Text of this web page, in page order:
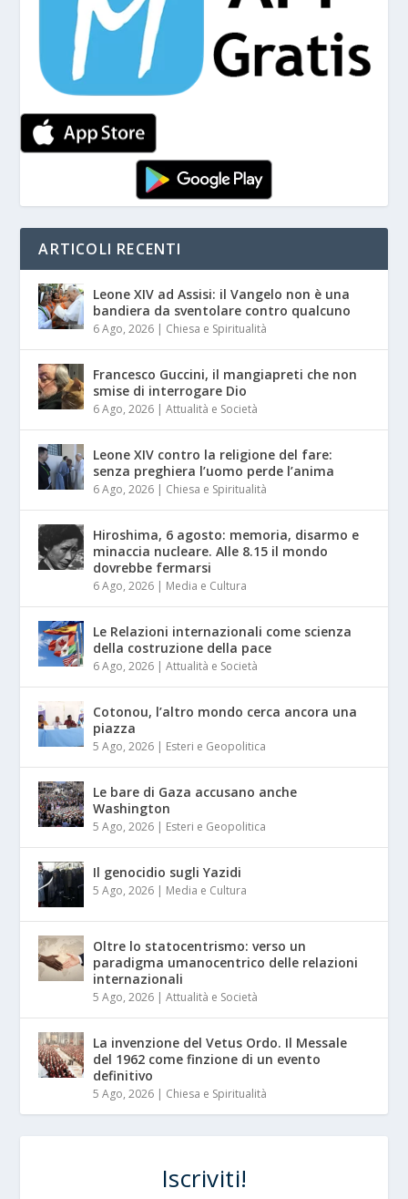
ARTICOLI RECENTI
Leone XIV ad Assisi: il Vangelo non è una
bandiera da sventolare contro qualcuno
6 Ago, 2026 | Chiesa e Spiritualità
Francesco Guccini, il mangiapreti che non
smise di interrogare Dio
6 Ago, 2026 |Attualità e Società
Leone XIV contro la religione del fare:
senza preghiera l’uomo perde l’anima
6 Ago, 2026 | Chiesa e Spiritualità
Hiroshima, 6 agosto: memoria, disarmo e
minaccia nucleare. Alle 8.15 il mondo
dovrebbe fermarsi
6 Ago, 2026 | Media e Cultura
Le Relazioni internazionali come scienza
della costruzione della pace
6 Ago, 2026 |Attualità e Società
Cotonou, l’altro mondo cerca ancora una
piazza
5 Ago, 2026 | Esteri e Geopolitica
Le bare di Gaza accusano anche
Washington
5 Ago, 2026 | Esteri e Geopolitica
Il genocidio sugli Yazidi
5 Ago, 2026 | Media e Cultura
Oltre lo statocentrismo: verso un
paradigma umanocentrico delle relazioni
internazionali
5 Ago, 2026 |Attualità e Società
La invenzione del Vetus Ordo. Il Messale
del 1962 come finzione di un evento
definitivo
5 Ago, 2026 | Chiesa e Spiritualità
Iscriviti!